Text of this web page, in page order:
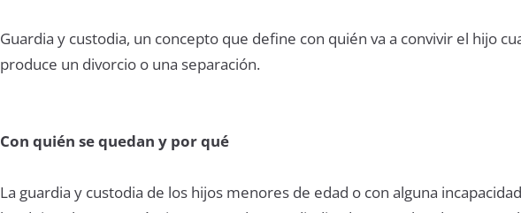
Guardia y custodia, un concepto que define con quién va a convivir el hijo
produce un divorcio o una separación.
Con quién se quedan y por qué
La guardia y custodia de los hijos menores de edad o con alguna